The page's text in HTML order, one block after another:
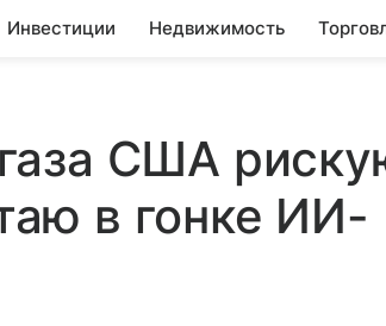
Инвестиции Недвижимость
США
в гонке ИИ-